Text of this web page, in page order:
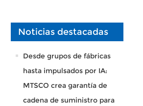
Noticias destacadas
Desde grupos de fábricas
hasta impulsados por IA:
MTSCO crea garantía de
cadena de suministro para